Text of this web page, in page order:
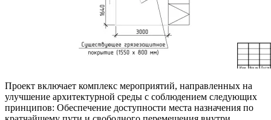
Проект включает комплекс мероприятий, направленных на
улучшение архитектурной среды с соблюдением следующих
принципов: Обеспечение доступности места назначения по